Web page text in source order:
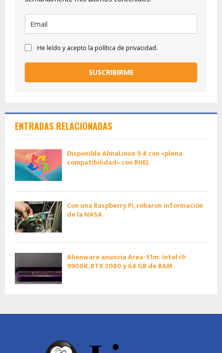
He leído y acepto la política de privacidad.
SUSCRIBIRME
ENTRADAS RELACIONADAS
Disponible AlmaLinux 9.4 con «plena
compatibilidad» con RHEL
Con una Raspberry Pi, robaron información
de la NASA
Alienware anuncia Area-51m: Intel i9-
9900K, RTX 2080 y 64 GB de RAM